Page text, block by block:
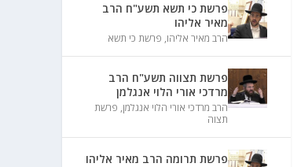
פרשת כי תשא תשע"ח הרב
מאיר אליהו
הרב מאיר אליהו, פרשת כי תשא
פרשת תצווה תשע"ח הרב
מרדכי אורי הלוי אנגלמן
הרב מרדכי אורי הלוי אנגלמן, פרשת
תצוה
פרשת תרומה הרב מאיר אליהו